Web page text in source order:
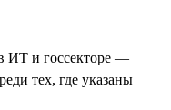
ИТ и госсекторе —
тех, где указаны